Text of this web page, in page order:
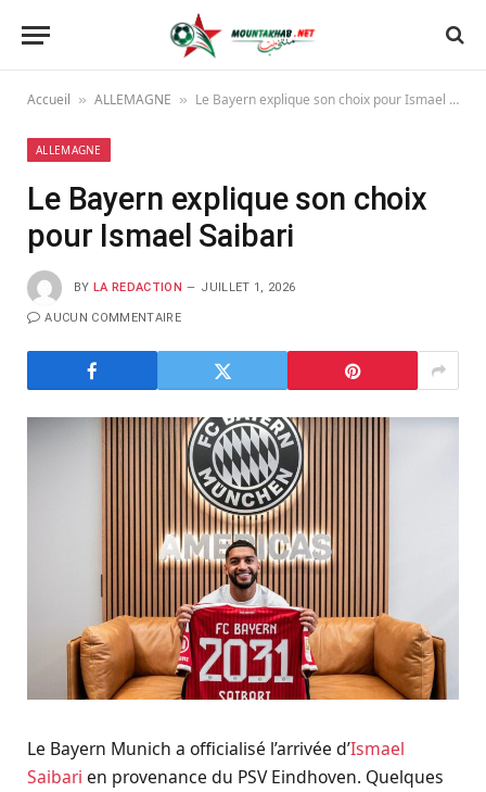
Accueil » ALLEMAGNE » Le Bayern explique son choix pour Ismael Saibari
ALLEMAGNE
Le Bayern explique son choix
pour Ismael Saibari
BY LA REDACTION JUILLET 1, 2026
AUCUN COMMENTAIRE
Le Bayern Munich a officialisé l’arrivée d’Ismael
Saibari en provenance du PSV Eindhoven. Quelques